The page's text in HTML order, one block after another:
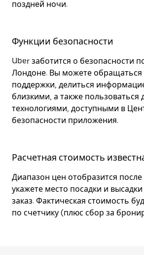
поздней ночи.
Функции безопасности
Uber заботится о безопасности
Лондоне. Вы можете обращаться
поддержки, делиться
близкими, а также пользоваться
технологиями, доступными в
безопасности приложения.
Расчетная стоимость
Диапазон цен отобразится после
укажете место посадки и
заказ. Фактическая стоимость
по счетчику (плюс сбор за